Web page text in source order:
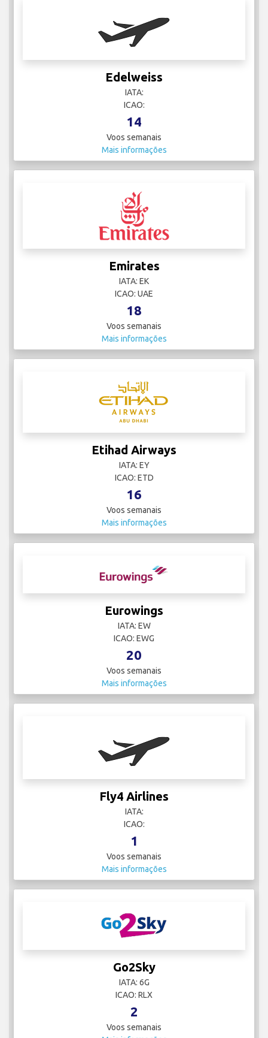
Edelweiss
IATA:
ICAO:
14
Voos semanais
Mais informações
Emirates
IATA: EK
ICAO: UAE
18
Voos semanais
Mais informações
Etihad Airways
IATA: EY
ICAO: ETD
16
Voos semanais
Mais informações
Eurowings
IATA: EW
ICAO: EWG
20
Voos semanais
Mais informações
Fly4 Airlines
IATA:
ICAO:
1
Voos semanais
Mais informações
Go2Sky
IATA: 6G
ICAO: RLX
2
Voos semanais